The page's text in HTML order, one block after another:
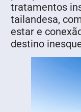
tratamentos
tailandesa,
estar e
destino